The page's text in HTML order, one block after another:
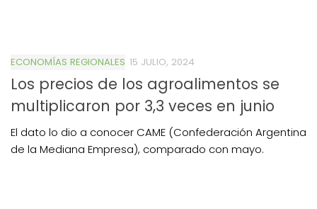
ECONOMÍAS REGIONALES 15 JULIO, 2024
Los precios de los agroalimentos se
multiplicaron por 3,3 veces en junio
El dato lo dio a conocer CAME (Confederación Argentina
de la Mediana Empresa), comparado con mayo.